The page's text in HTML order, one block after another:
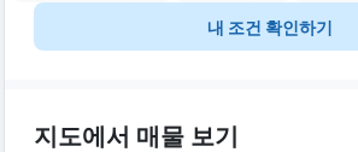
내 조건 확인하기
지도에서 매물 보기